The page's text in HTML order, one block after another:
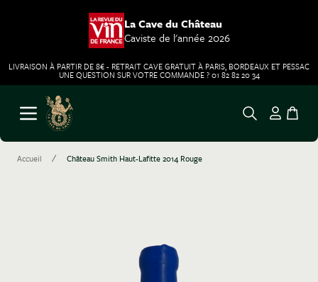
La Cave du Château
Caviste de l'année 2026
LIVRAISON À PARTIR DE 8€ - RETRAIT CAVE GRATUIT À PARIS, BORDEAUX ET PESSAC
UNE QUESTION SUR VOTRE COMMANDE ? 01 82 82 20 34
Aller au contenu
Ouvrir le menu
Accueil / Château Smith Haut-Lafitte 2014 Rouge